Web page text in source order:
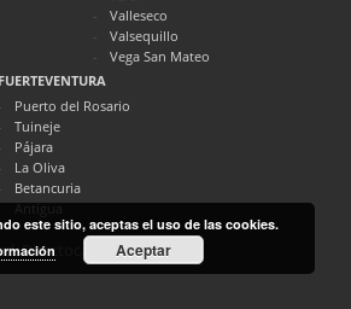
Valleseco
Valsequillo
Vega San Mateo
FUERTEVENTURA
Puerto del Rosario
Tuineje
Pájara
La Oliva
Betancuria
Antigua
Directocanarias.com
este sitio, aceptas el uso de las cookies.
Aceptar